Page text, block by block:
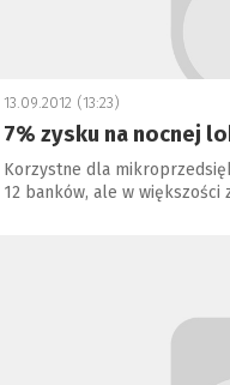
13.09.2012 (13:23)
7% zysku na nocnej
Korzystne dla
12 banków, ale w